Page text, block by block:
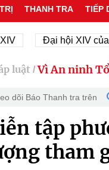
THANH TRA TIẾP
Đại hội XIV của Đảng
luật / Vì An ninh
dõi Báo Thanh tra trên
tập
tham